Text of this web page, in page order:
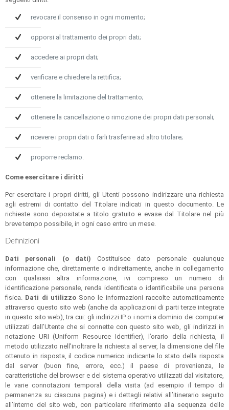
revocare il consenso in ogni momento;
opporsi al trattamento dei propri dati;
accedere ai propri dati;
verificare e chiedere la rettifica;
ottenere la limitazione del trattamento;
ottenere la cancellazione o rimozione dei propri dati personali;
ricevere i propri dati o farli trasferire ad altro titolare;
proporre reclamo.
Come esercitare i diritti
Per esercitare i propri diritti, gli Utenti possono indirizzare una richiesta
agli estremi di contatto del Titolare indicati in questo documento. Le
richieste sono depositate a titolo gratuito e evase dal Titolare nel più
breve tempo possibile, in ogni caso entro un mese.
Definizioni
Dati personali (o dati) Costituisce dato personale qualunque
informazione che, direttamente o indirettamente, anche in collegamento
con qualsiasi altra informazione, ivi compreso un numero di
identificazione personale, renda identificata o identificabile una persona
fisica. Dati di utilizzoSono le informazioni raccolte automaticamente
attraverso questo sito web (anche da applicazioni di parti terze integrate
in questo sito web), tra cui: gli indirizzi IP o i nomi a dominio dei computer
utilizzati dall’Utente che si connette con questo sito web, gli indirizzi in
notazione URI (Uniform Resource Identifier), l’orario della richiesta, il
metodo utilizzato nell’inoltrare la richiesta al server, la dimensione del file
ottenuto in risposta, il codice numerico indicante lo stato della risposta
dal server (buon fine, errore, ecc.) il paese di provenienza, le
caratteristiche del browser e del sistema operativo utilizzati dal visitatore,
le varie connotazioni temporali della visita (ad esempio il tempo di
permanenza su ciascuna pagina) e i dettagli relativi all’itinerario seguito
all’interno del sito web, con particolare riferimento alla sequenza delle